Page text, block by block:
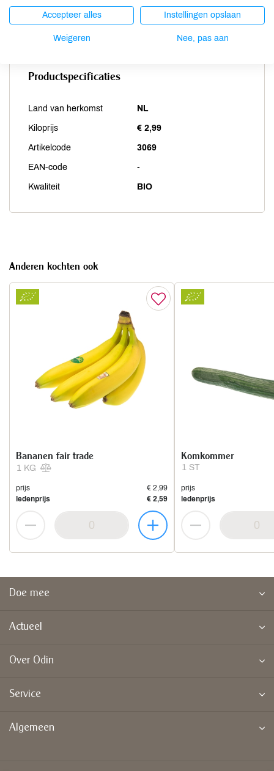
Weekdieren
niet aanwezig
Zwaveldioxide / sulfieten
niet aanwezig
Productspecificaties
Land van herkomst NL
Kiloprijs € 2,99
Artikelcode 3069
EAN-code -
Kwaliteit BIO
Anderen kochten ook
1 KG
Bananen fair trade
prijs
€ 2,99
ledenprijs
€ 2,59
1 ST
Komkommer
prijs
ledenprijs
Doe mee
Actueel
Over Odin
Service
Algemeen
Accepteer alles Instellingen opslaan
Weigeren Nee, pas aan